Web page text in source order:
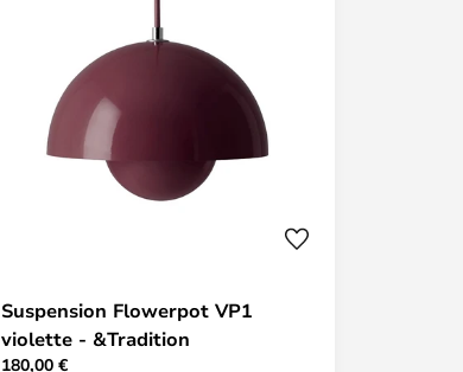
Suspension Flowerpot VP1
violette - &Tradition
180,00 €